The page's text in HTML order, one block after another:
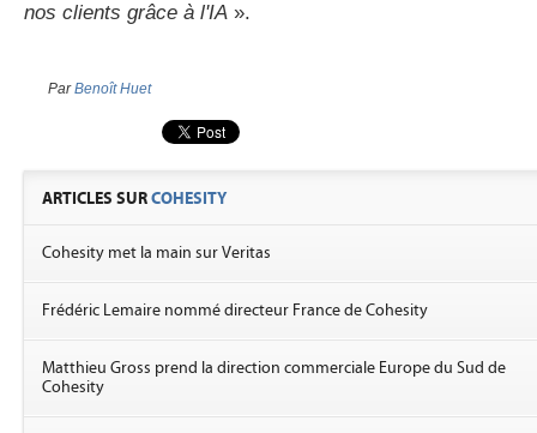
nos clients grâce à l'IA ».
ParBenoît Huet
ARTICLES SURCOHESITY
Cohesity met la main sur Veritas
Frédéric Lemaire nommé directeur France de Cohesity
Matthieu Gross prend la direction commerciale Europe du Sud de
Cohesity